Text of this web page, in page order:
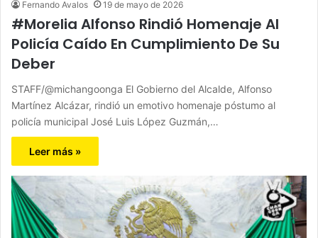
Fernando Avalos 19 de mayo de 2026
#Morelia Alfonso Rindió Homenaje Al
Policía Caído En Cumplimiento De Su
Deber
STAFF/@michangoonga El Gobierno del Alcalde, Alfonso
Martínez Alcázar, rindió un emotivo homenaje póstumo al
policía municipal José Luis López Guzmán,…
Leer más »